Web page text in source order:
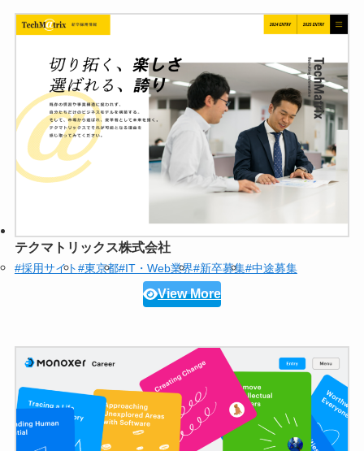
テクマトリックス株式会社
#採用サイト#東京都#IT・Web業界#新卒募集#中途募集
View More